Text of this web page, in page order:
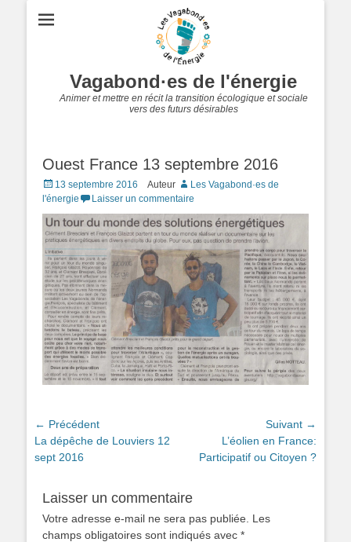
Vagabond·es de l'énergie
Animer et mettre en récit la transition écologique et sociale
vers des futurs désirables
Ouest France 13 septembre 2016
Posted
on
13 septembre 2016 Auteur
Les Vagabond·es de
l'énergie
Laisser un commentaire
Navigation
de
l’article
← Précédent
Article
précédent :
La dépêche de Louviers 12
sept 2016
Suivant →
suivant :
L’éolien en France:
Participatif ou Citoyen ?
Laisser un commentaire
Votre adresse e-mail ne sera pas publiée.
Les
champs obligatoires sont indiqués avec *